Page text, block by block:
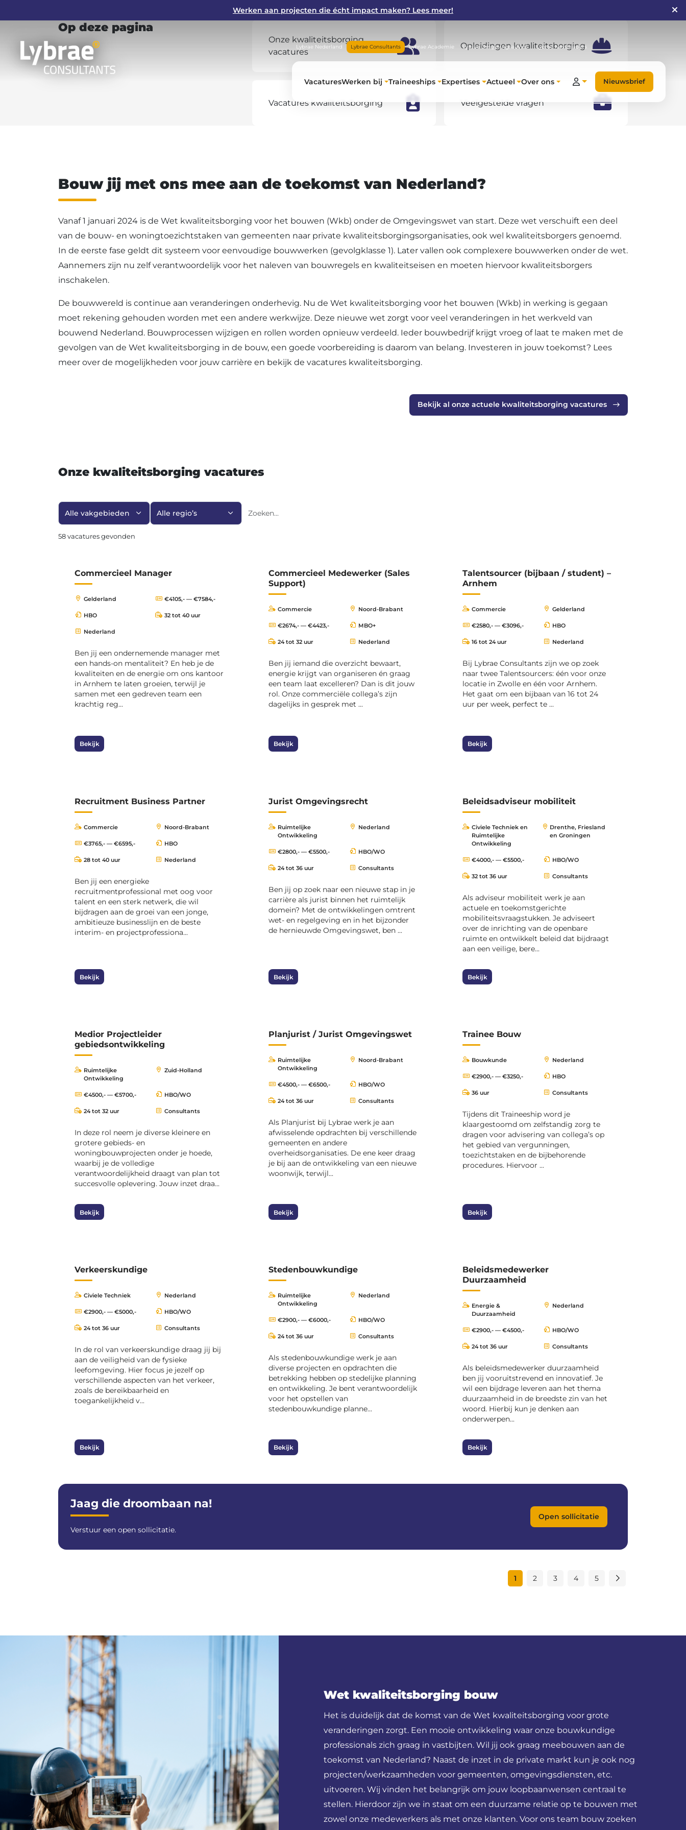
Werken aan projecten die écht impact maken? Lees meer!
Lybrae Nederland Lybrae Consultants Lybrae Academie Lybrae Omgevingsadvies Lybrae NextLeaders
VacaturesWerken bij Traineeships Expertises Actueel Over ons Nieuwsbrief
Op deze pagina
Onze kwaliteitsborging
vacatures
Opleidingen kwaliteitsborging
Vacatures kwaliteitsborging Veelgestelde vragen
Bouw jij met ons mee aan de toekomst van Nederland?
Vanaf 1 januari 2024 is de Wet kwaliteitsborging voor het bouwen (Wkb) onder de Omgevingswet van start. Deze wet verschuift een deel
van de bouw- en woningtoezichtstaken van gemeenten naar private kwaliteitsborgingsorganisaties, ook wel kwaliteitsborgers genoemd.
In de eerste fase geldt dit systeem voor eenvoudige bouwwerken (gevolgklasse 1). Later vallen ook complexere bouwwerken onder de wet.
Aannemers zijn nu zelf verantwoordelijk voor het naleven van bouwregels en kwaliteitseisen en moeten hiervoor kwaliteitsborgers
inschakelen.
De bouwwereld is continue aan veranderingen onderhevig. Nu de Wet kwaliteitsborging voor het bouwen (Wkb) in werking is gegaan
moet rekening gehouden worden met een andere werkwijze. Deze nieuwe wet zorgt voor veel veranderingen in het werkveld van
bouwend Nederland. Bouwprocessen wijzigen en rollen worden opnieuw verdeeld. Ieder bouwbedrijf krijgt vroeg of laat te maken met de
gevolgen van de Wet kwaliteitsborging in de bouw, een goede voorbereiding is daarom van belang. Investeren in jouw toekomst? Lees
meer over de mogelijkheden voor jouw carrière en bekijk de vacatures kwaliteitsborging.
Bekijk al onze actuele kwaliteitsborging vacatures
Onze kwaliteitsborging vacatures
Filter op vakgebied
Filter op regio
Zoeken
58 vacatures gevonden
Commercieel Manager
Gelderland €4105,- — €7584,-
HBO 32 tot 40 uur
Nederland
Ben jij een ondernemende manager met
een hands-on mentaliteit? En heb je de
kwaliteiten en de energie om ons kantoor
in Arnhem te laten groeien, terwijl je
samen met een gedreven team een
krachtig reg...
Bekijk
Commercieel Medewerker (Sales
Support)
Commercie Noord-Brabant
€2674,- — €4423,- MBO+
24 tot 32 uur Nederland
Ben jij iemand die overzicht bewaart,
energie krijgt van organiseren én graag
een team laat excelleren? Dan is dit jouw
rol. Onze commerciële collega’s zijn
dagelijks in gesprek met ...
Bekijk
Talentsourcer (bijbaan / student) –
Arnhem
Commercie Gelderland
€2580,- — €3096,- HBO
16 tot 24 uur Nederland
Bij Lybrae Consultants zijn we op zoek
naar twee Talentsourcers: één voor onze
locatie in Zwolle en één voor Arnhem.
Het gaat om een bijbaan van 16 tot 24
uur per week, perfect te ...
Bekijk
Recruitment Business Partner
Commercie Noord-Brabant
€3765,- — €6595,- HBO
28 tot 40 uur Nederland
Ben jij een energieke
recruitmentprofessional met oog voor
talent en een sterk netwerk, die wil
bijdragen aan de groei van een jonge,
ambitieuze businesslijn en de beste
interim- en projectprofessiona...
Bekijk
Jurist Omgevingsrecht
Ruimtelijke
Ontwikkeling
Nederland
€2800,- — €5500,- HBO/WO
24 tot 36 uur Consultants
Ben jij op zoek naar een nieuwe stap in je
carrière als jurist binnen het ruimtelijk
domein? Met de ontwikkelingen omtrent
wet- en regelgeving en in het bijzonder
de hernieuwde Omgevingswet, ben ...
Bekijk
Beleidsadviseur mobiliteit
Civiele Techniek en
Ruimtelijke
Ontwikkeling
Drenthe, Friesland
en Groningen
€4000,- — €5500,- HBO/WO
32 tot 36 uur Consultants
Als adviseur mobiliteit werk je aan
actuele en toekomstgerichte
mobiliteitsvraagstukken. Je adviseert
over de inrichting van de openbare
ruimte en ontwikkelt beleid dat bijdraagt
aan een veilige, bere...
Bekijk
Medior Projectleider
gebiedsontwikkeling
Ruimtelijke
Ontwikkeling
Zuid-Holland
€4500,- — €5700,- HBO/WO
24 tot 32 uur Consultants
In deze rol neem je diverse kleinere en
grotere gebieds- en
woningbouwprojecten onder je hoede,
waarbij je de volledige
verantwoordelijkheid draagt van plan tot
succesvolle oplevering. Jouw inzet draa...
Bekijk
Planjurist / Jurist Omgevingswet
Ruimtelijke
Ontwikkeling
Noord-Brabant
€4500,- — €6500,- HBO/WO
24 tot 36 uur Consultants
Als Planjurist bij Lybrae werk je aan
afwisselende opdrachten bij verschillende
gemeenten en andere
overheidsorganisaties. De ene keer draag
je bij aan de ontwikkeling van een nieuwe
woonwijk, terwijl...
Bekijk
Trainee Bouw
Bouwkunde Nederland
€2900,- — €3250,- HBO
36 uur Consultants
Tijdens dit Traineeship word je
klaargestoomd om zelfstandig zorg te
dragen voor advisering van collega’s op
het gebied van vergunningen,
toezichtstaken en de bijbehorende
procedures. Hiervoor ...
Bekijk
Verkeerskundige
Civiele Techniek Nederland
€2900,- — €5000,- HBO/WO
24 tot 36 uur Consultants
In de rol van verkeerskundige draag jij bij
aan de veiligheid van de fysieke
leefomgeving. Hier focus je jezelf op
verschillende aspecten van het verkeer,
zoals de bereikbaarheid en
toegankelijkheid v...
Bekijk
Stedenbouwkundige
Ruimtelijke
Ontwikkeling
Nederland
€2900,- — €6000,- HBO/WO
24 tot 36 uur Consultants
Als stedenbouwkundige werk je aan
diverse projecten en opdrachten die
betrekking hebben op stedelijke planning
en ontwikkeling. Je bent verantwoordelijk
voor het opstellen van
stedenbouwkundige planne...
Bekijk
Beleidsmedewerker
Duurzaamheid
Energie &
Duurzaamheid
Nederland
€2900,- — €4500,- HBO/WO
24 tot 36 uur Consultants
Als beleidsmedewerker duurzaamheid
ben jij vooruitstrevend en innovatief. Je
wil een bijdrage leveren aan het thema
duurzaamheid in de breedste zin van het
woord. Hierbij kun je denken aan
onderwerpen...
Bekijk
Jaag die droombaan na!
Verstuur een open sollicitatie.
Open sollicitatie
1 2 3 4 5
Wet kwaliteitsborging bouw
Het is duidelijk dat de komst van de Wet kwaliteitsborging voor grote
veranderingen zorgt. Een mooie ontwikkeling waar onze bouwkundige
professionals zich graag in vastbijten. Wil jij ook graag meebouwen aan de
toekomst van Nederland? Naast de inzet in de private markt kun je ook nog
projecten/werkzaamheden voor gemeenten, omgevingsdiensten, etc.
uitvoeren. Wij vinden het belangrijk om jouw loopbaanwensen centraal te
stellen. Hierdoor zijn we in staat om een duurzame relatie op te bouwen met
zowel onze medewerkers als met onze klanten. Voor ons team bouw zoeken